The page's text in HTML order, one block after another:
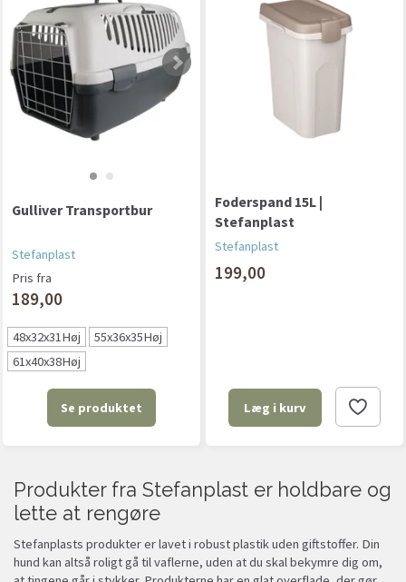
Gulliver Transportbur
Stefanplast
Pris fra
189,00
48x32x31Høj
55x36x35Høj
61x40x38Høj
Se produktet
Foderspand 15L |
Stefanplast
Stefanplast
199,00
Læg i kurv
Produkter fra Stefanplast er holdbare og
lette at rengøre
Stefanplasts produkter er lavet i robust plastik uden giftstoffer. Din
hund kan altså roligt gå til vaflerne, uden at du skal bekymre dig om,